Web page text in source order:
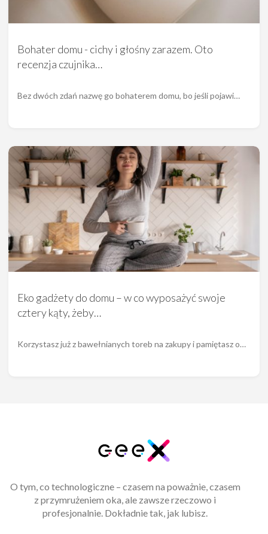
Bohater domu - cichy i głośny zarazem. Oto
recenzja czujnika…
Bez dwóch zdań nazwę go bohaterem domu, bo jeśli pojawi…
Eko gadżety do domu – w co wyposażyć swoje
cztery kąty, żeby…
Korzystasz już z bawełnianych toreb na zakupy i pamiętasz o…
O tym, co technologiczne – czasem na poważnie, czasem
z przymrużeniem oka, ale zawsze rzeczowo i
profesjonalnie. Dokładnie tak, jak lubisz.